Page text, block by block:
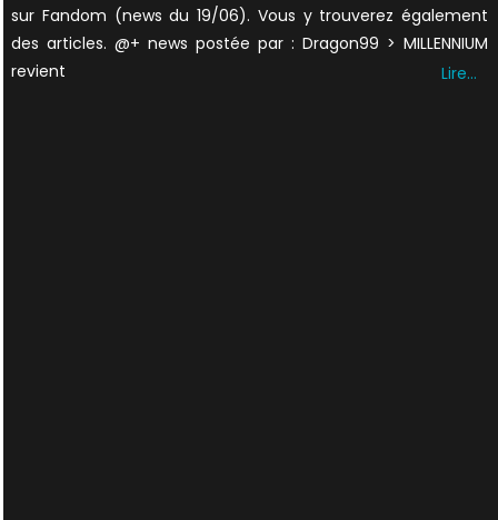
sur Fandom (news du 19/06). Vous y trouverez également
des articles. @+ news postée par : Dragon99 > MILLENNIUM
revient
Lire…